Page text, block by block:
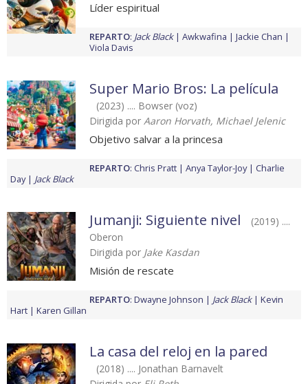
Líder espiritual
REPARTO: Jack Black Awkwafina
Jackie Chan
Viola Davis
Super Mario Bros: La película
(2023) .... Bowser (voz)
Dirigida por Aaron Horvath, Michael Jelenic
Objetivo salvar a la princesa
REPARTO: Chris Pratt Anya Taylor-Joy
Charlie
Day
Jack Black
Jumanji: Siguiente nivel
(2019) ....
Oberon
Dirigida por Jake Kasdan
Misión de rescate
REPARTO: Dwayne Johnson Jack Black
Kevin
Hart
Karen Gillan
La casa del reloj en la pared
(2018) .... Jonathan Barnavelt